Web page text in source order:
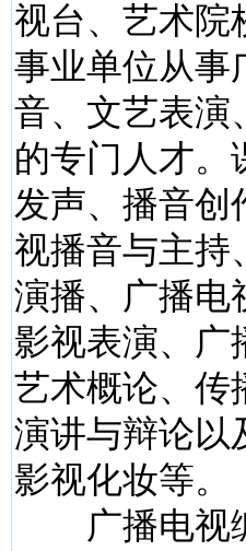
视台、艺术院
事业单位从事
音、文艺表演
的专门人才。
发声、播音创
视播音与主持
演播、广播电
影视表演、广
艺术概论、传
演讲与辩论以
影视化妆等。
广播电视编